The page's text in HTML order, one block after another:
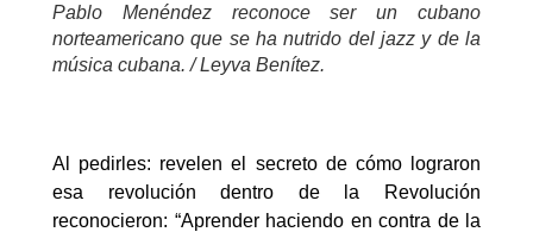
Pablo Menéndez reconoce ser un cubano
norteamericano que se ha nutrido del jazz y de la
música cubana. / Leyva Benítez.
Al pedirles: revelen el secreto de cómo lograron
esa revolución dentro de la Revolución
reconocieron: “Aprender haciendo en contra de la